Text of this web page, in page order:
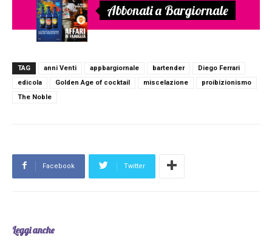
Abbonati a Bargiornale
TAG anni Venti appbargiornale bartender
Diego Ferrari
edicola
Golden Age of cocktail miscelazione
proibizionismo
The Noble
Facebook Twitter
Leggi anche